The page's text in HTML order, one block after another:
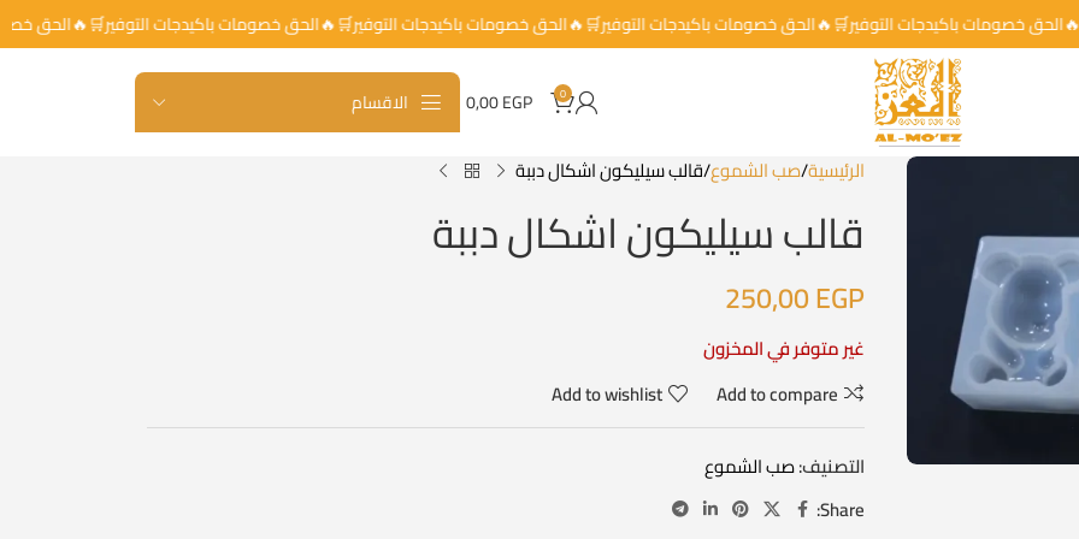
خصومات باكيدجات التوفير🛒🔥الحق خصومات باكيدجات التوفير🛒🔥الحق خصومات باكيدجات التوفير🛒🔥الحق خصومات باكيدجات التوفير🛒🔥الحق
0
0,00EGP الاقسام
الرئيسية صب الشموع قالب سيليكون اشكال دببة
قالب سيليكون اشكال دببة
250,00EGP
غير متوفر في المخزون
Add to compare
Add to wishlist
التصنيف:صب الشموع
Share: